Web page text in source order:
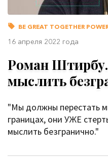
BE GREAT TOGETHER
16 апреля 2022 года
Роман
мыслить
"Мы должны перестать
границах, они УЖЕ
мыслить безгранично."